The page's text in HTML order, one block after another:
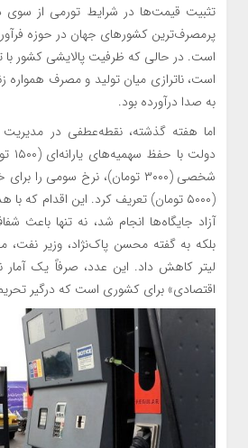
تثبیت قیمت‌ها در شرایط تورمی از سوی
پرمصرف‌ترین کشورهای جهان در حوزه
است. در حالی که ظرفیت پالایشی کشور با
است، ناترازی میان تولید و مصرف همواره
به صدا درآورده بود.
اما هفته گذشته، نقطه‌عطفی در
شخصی (۳۰۰۰ تومان)، نرخ سومی را
(۵۰۰۰ تومان) تعریف کرد. این اقدام
آزاد جایگاه‌ها انجام شد، نه تنها باعث
لیتر کاهش داد. این عدد، صرفاً یک
اقتصادی» برای کشوری است که درگیر